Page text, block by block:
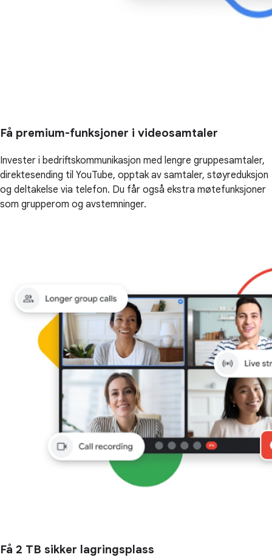
Få premium-funksjoner i videosamtaler
Invester i bedriftskommunikasjon med lengre gruppesamtaler,
direktesending til YouTube, opptak av samtaler, støyreduksjon
og deltakelse via telefon. Du får også ekstra møtefunksjoner
som grupperom og avstemninger.
Få 2 TB sikker lagringsplass